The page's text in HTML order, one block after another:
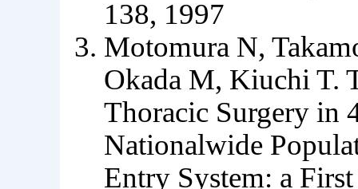
138, 1997
Motomura N,
Okada M, Kiuchi T.
Thoracic Surgery in
Nationalwide
Entry System: a